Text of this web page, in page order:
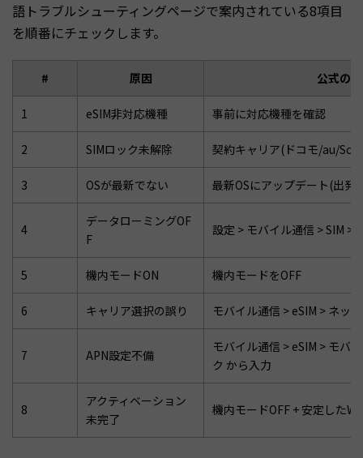
語トラブルシューティングページで案内されている8項目
を順番にチェックします。
# 原因 公式の
1 eSIM非対応機種 事前に対応機種を確認
2 SIMロック未解除 契約キャリア(ドコモ/au/
3 OSが最新でない 最新OSにアップデート(出発
4
データローミングOF
F
設定 > モバイル通信 > SIM >
5 機内モードON 機内モードをOFF
6 キャリア選択の誤り モバイル通信 > eSIM > ネッ
7 APN設定不備
モバイル通信 > eSIM > モバ
ク から入力
8
アクティベーション
未完了
機内モードOFF + 安定した